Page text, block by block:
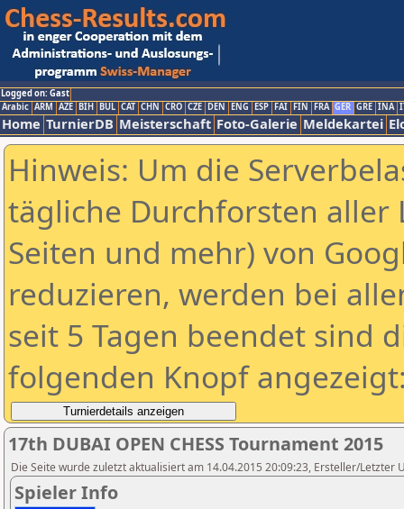
Logged on: Gast
Arabic ARM AZE BIH BUL CAT CHN CRO CZE DEN ENG ESP FAI FIN FRA GER GRE INA
Home TurnierDB Meisterschaft Foto-Galerie Meldekartei
Hinweis: Um die
tägliche Durchforsten aller
Seiten und mehr) von
reduzieren, werden bei
seit 5 Tagen beendet sind
folgenden Knopf
17th DUBAI OPEN CHESS Tournament 2015
Die Seite wurde zuletzt aktualisiert am 14.04.2015 20:09:23, Ersteller/Letzter
Spieler Info